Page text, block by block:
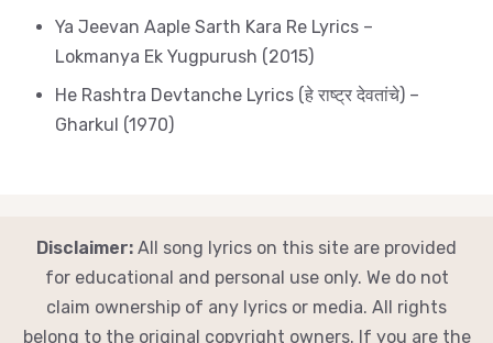
Ya Jeevan Aaple Sarth Kara Re Lyrics –
Lokmanya Ek Yugpurush (2015)
He Rashtra Devtanche Lyrics (हे राष्ट्र देवतांचे) –
Gharkul (1970)
Disclaimer: All song lyrics on this site are provided
for educational and personal use only. We do not
claim ownership of any lyrics or media. All rights
belong to the original copyright owners. If you are the